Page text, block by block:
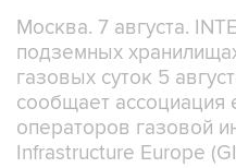
Москва. 7 августа.
подземных
газовых суток 5
сообщает ассоциация
операторов газовой
Infrastructure Europe